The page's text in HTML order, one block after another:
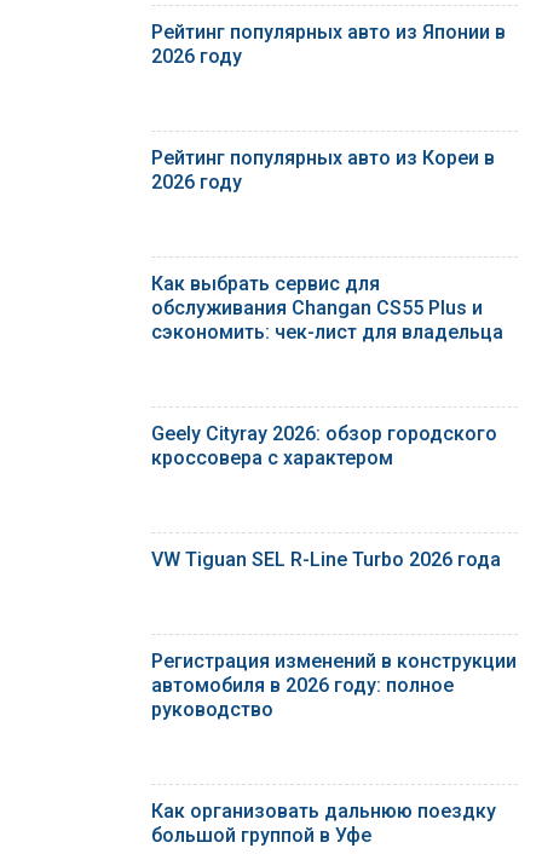
Рейтинг популярных авто из Японии в
2026 году
Рейтинг популярных авто из Кореи в
2026 году
Как выбрать сервис для
обслуживания Changan CS55 Plus и
сэкономить: чек-лист для владельца
Geely Cityray 2026: обзор городского
кроссовера с характером
VW Tiguan SEL R-Line Turbo 2026 года
Регистрация изменений в конструкции
автомобиля в 2026 году: полное
руководство
Как организовать дальнюю поездку
большой группой в Уфе